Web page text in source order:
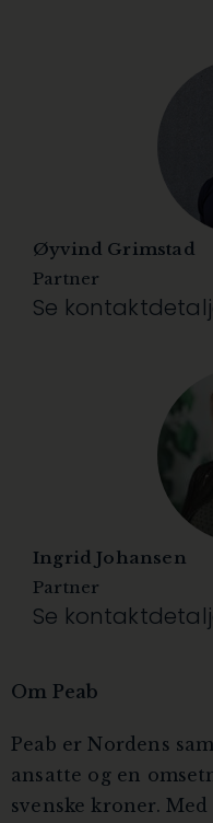
Øyvind Grimstad
Partner
Se
Ingrid Johansen
Partner
Se
Om Peab
Peab er Nordens
ansatte og en
svenske kroner.